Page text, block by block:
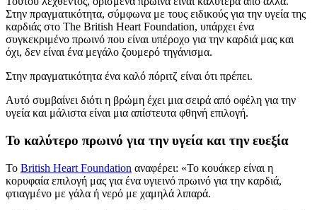
Στην πραγματικότητα, σύμφωνα με τους ειδικούς για την υγεία της
καρδιάς στο The British Heart Foundation, υπάρχει ένα
συγκεκριμένο πρωινό που είναι υπέροχο για την καρδιά μας και
όχι, δεν είναι ένα μεγάλο ζουμερό τηγάνισμα.
Στην πραγματικότητα ένα καλό πόριτζ είναι ότι πρέπει.
Αυτό συμβαίνει διότι η βρώμη έχει μια σειρά από οφέλη για την
υγεία και μάλιστα είναι μια απίστευτα φθηνή επιλογή.
Το καλύτερο πρωινό για την υγεία και την ευεξία
Το British Heart Foundation αναφέρει: «Το κουάκερ είναι η
κορυφαία επιλογή μας για ένα υγιεινό πρωινό για την καρδιά,
φτιαγμένο με γάλα ή νερό με χαμηλά λιπαρά.